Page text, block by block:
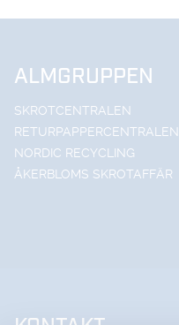
ALMGRUPPEN
SKROTCENTRALEN
RETURPAPPERCENTRALEN
NORDIC RECYCLING
ÅKERBLOMS SKROTAFFÄR